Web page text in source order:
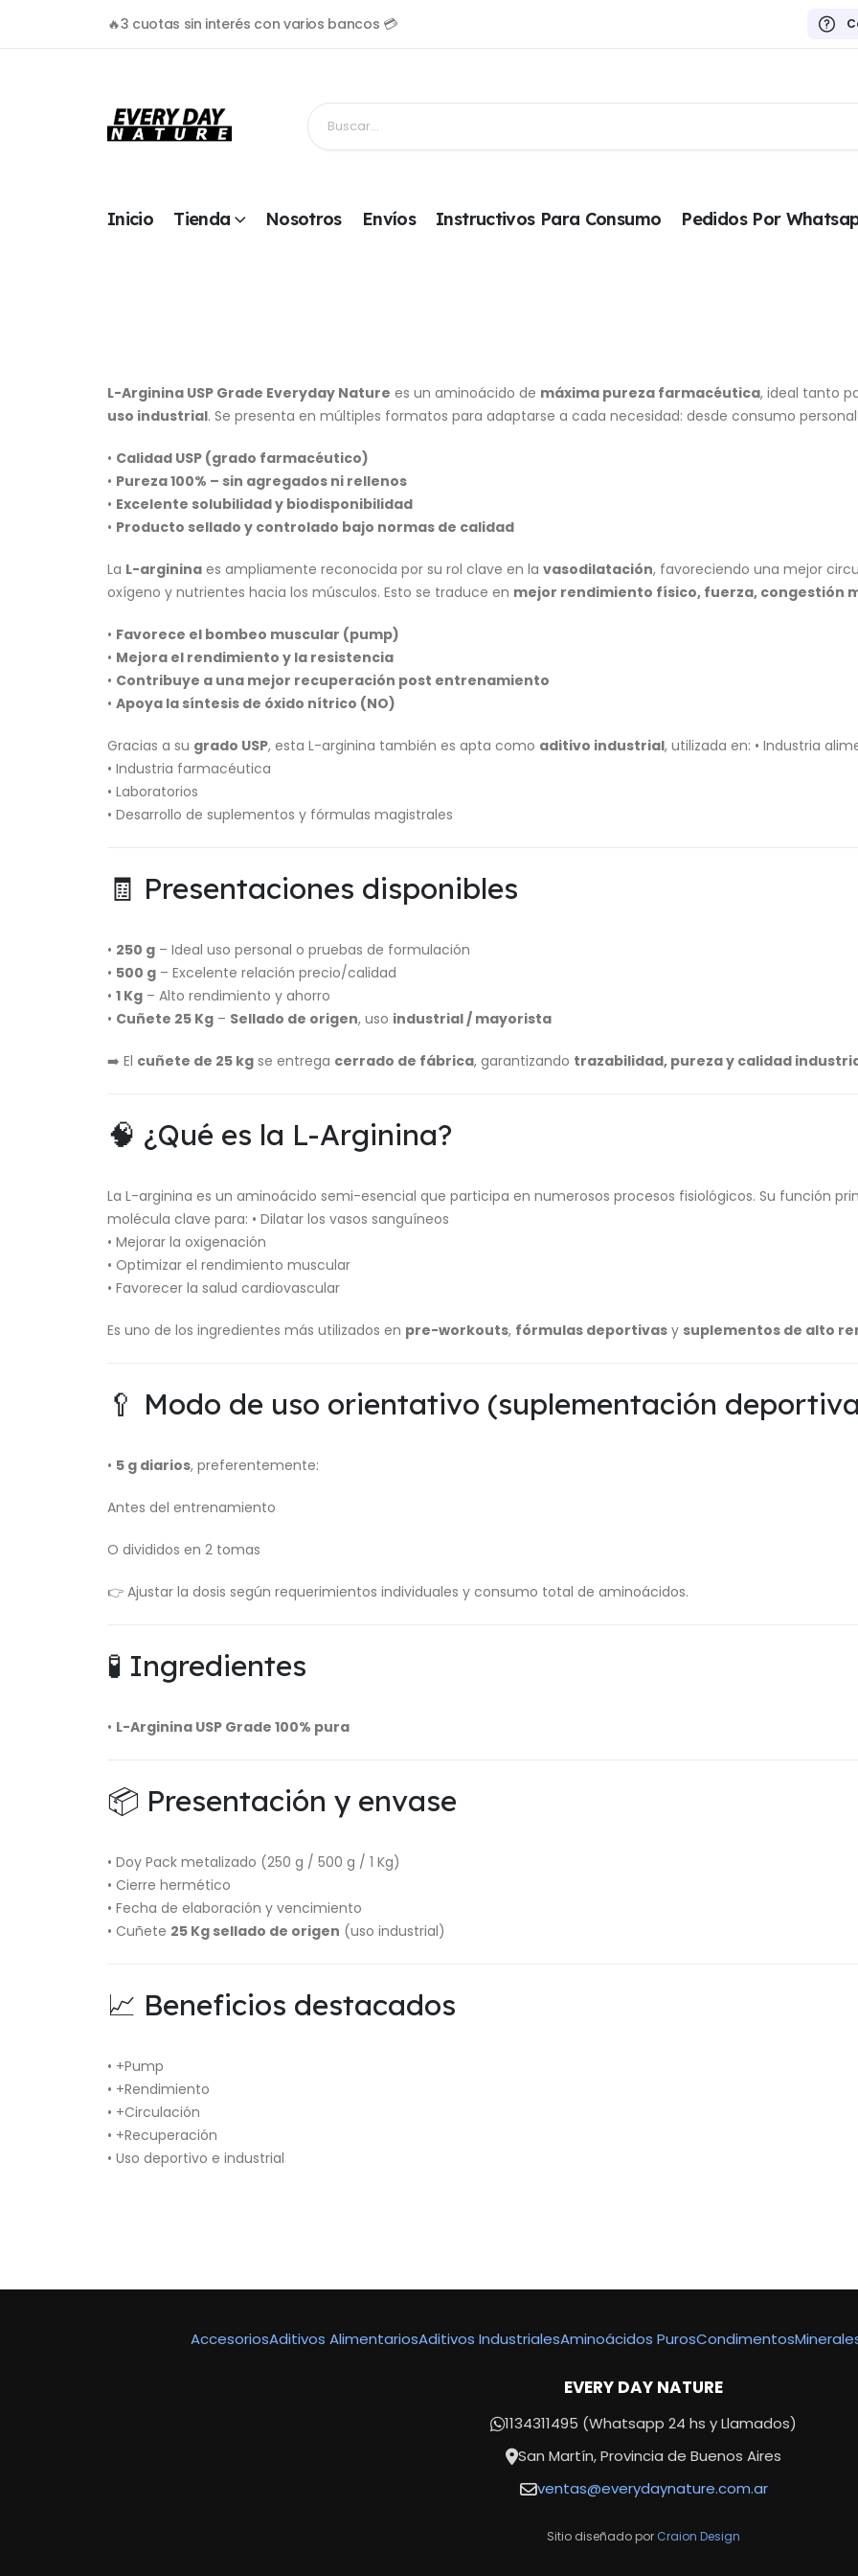
🔥3 cuotas sin interés con varios bancos 💳
Inicio Tienda Nosotros Envíos Instructivos Para Consumo Pedidos Por
L-Arginina USP Grade Everyday Nature es un aminoácido de máxima pureza farmacéutica, ideal tanto
uso industrial. Se presenta en múltiples formatos para adaptarse a cada necesidad: desde consumo
• Calidad USP (grado farmacéutico)
• Pureza 100% – sin agregados ni rellenos
• Excelente solubilidad y biodisponibilidad
• Producto sellado y controlado bajo normas de calidad
La L-arginina es ampliamente reconocida por su rol clave en la vasodilatación, favoreciendo una mejor
oxígeno y nutrientes hacia los músculos. Esto se traduce en mejor rendimiento físico, fuerza, congestión
• Favorece el bombeo muscular (pump)
• Mejora el rendimiento y la resistencia
• Contribuye a una mejor recuperación post entrenamiento
• Apoya la síntesis de óxido nítrico (NO)
Gracias a su grado USP, esta L-arginina también es apta como aditivo industrial, utilizada en: • Industria
• Industria farmacéutica
• Laboratorios
• Desarrollo de suplementos y fórmulas magistrales
🧾 Presentaciones disponibles
• 250 g – Ideal uso personal o pruebas de formulación
• 500 g – Excelente relación precio/calidad
• 1 Kg – Alto rendimiento y ahorro
• Cuñete 25 Kg – Sellado de origen, uso industrial / mayorista
➡️ El cuñete de 25 kg se entrega cerrado de fábrica, garantizando trazabilidad, pureza y calidad
🧠 ¿Qué es la L-Arginina?
La L-arginina es un aminoácido semi-esencial que participa en numerosos procesos fisiológicos. Su función
molécula clave para: • Dilatar los vasos sanguíneos
• Mejorar la oxigenación
• Optimizar el rendimiento muscular
• Favorecer la salud cardiovascular
Es uno de los ingredientes más utilizados en pre-workouts, fórmulas deportivas y suplementos de alto
🥄 Modo de uso orientativo (suplementación
• 5 g diarios, preferentemente:
Antes del entrenamiento
O divididos en 2 tomas
👉 Ajustar la dosis según requerimientos individuales y consumo total de aminoácidos.
🧪 Ingredientes
• L-Arginina USP Grade 100% pura
📦 Presentación y envase
• Doy Pack metalizado (250 g / 500 g / 1 Kg)
• Cierre hermético
• Fecha de elaboración y vencimiento
• Cuñete 25 Kg sellado de origen (uso industrial)
📈 Beneficios destacados
• +Pump
• +Rendimiento
• +Circulación
• +Recuperación
• Uso deportivo e industrial
AccesoriosAditivos AlimentariosAditivos IndustrialesAminoácidos PurosCondimentos
EVERY DAY NATURE
1134311495 (Whatsapp 24 hs y Llamados)
San Martín, Provincia de Buenos Aires
ventas@everydaynature.com.ar
Sitio diseñado por Craion Design